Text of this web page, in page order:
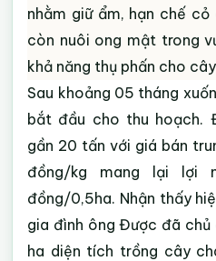
nhằm giữ ẩm, hạn chế
còn nuôi ong mật trong
khả năng thụ phấn cho
Sau khoảng 05 tháng
bắt đầu cho thu hoạch.
gần 20 tấn với giá bán
đồng/kg mang lại lợi
đồng/0,5ha. Nhận thấy
gia đình ông Được đã chủ
ha diện tích trồng cây